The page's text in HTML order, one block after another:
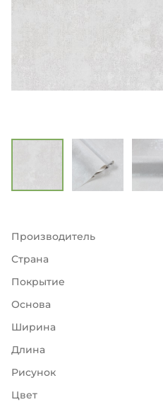
Производитель
Страна
Покрытие
Основа
Ширина
Длина
Рисунок
Цвет